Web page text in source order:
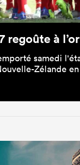
regoûte à
samedi
Zélande en